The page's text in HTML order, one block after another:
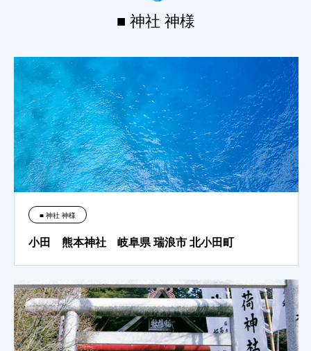
■ 神社 神様
■ 神社 神様
小田 熊本神社 岐阜県 瑞浪市 北小田町